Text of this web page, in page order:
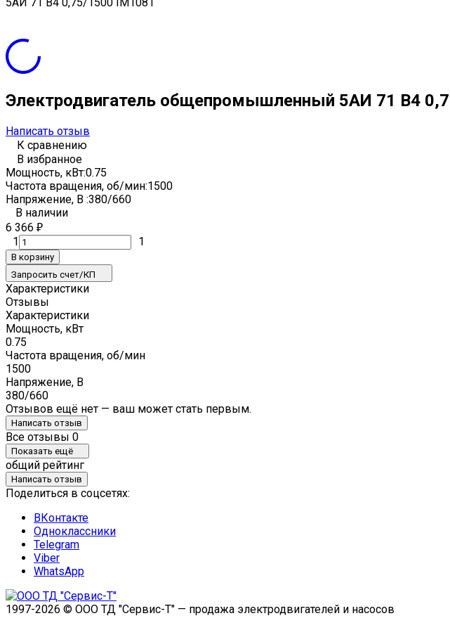
Электродвигатель общепромышленный 5АИ 71 В4
Написать отзыв
К сравнению
В избранное
Мощность, кВт:0.75
Частота вращения, об/мин:1500
Напряжение, В :380/660
В наличии
6 366 ₽
1 1
В корзину
Запросить счет/КП
Характеристики
Отзывы
Характеристики
Мощность, кВт
0.75
Частота вращения, об/мин
1500
Напряжение, В
380/660
Отзывов ещё нет — ваш может стать первым.
Написать отзыв
Все отзывы 0
Показать ещё
общий рейтинг
Написать отзыв
Поделиться в соцсетях:
ВКонтакте
Одноклассники
Telegram
Viber
WhatsApp
1997-2026 © ООО ТД "Сервис-Т" — продажа электродвигателей и насосов